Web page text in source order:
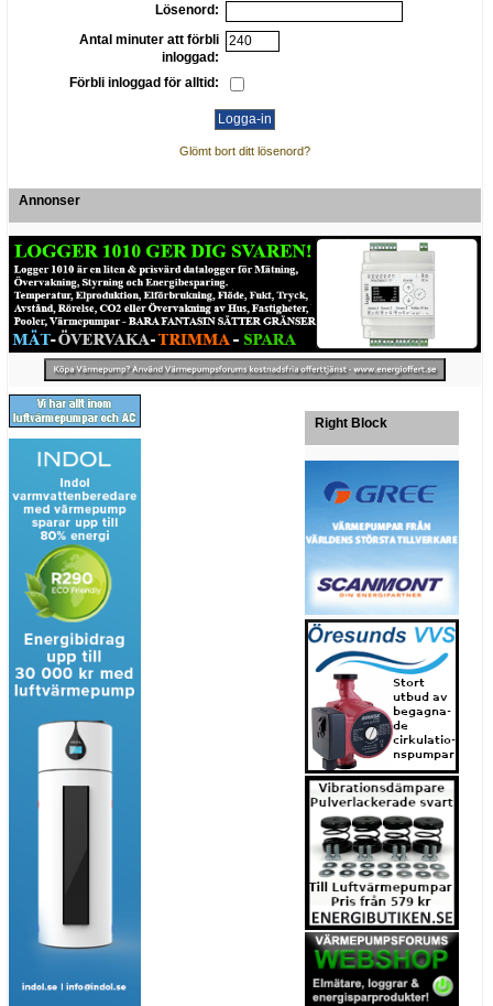
Lösenord:
Antal minuter att förbli
inloggad:
Förbli inloggad för alltid:
Glömt bort ditt lösenord?
Annonser
Right Block